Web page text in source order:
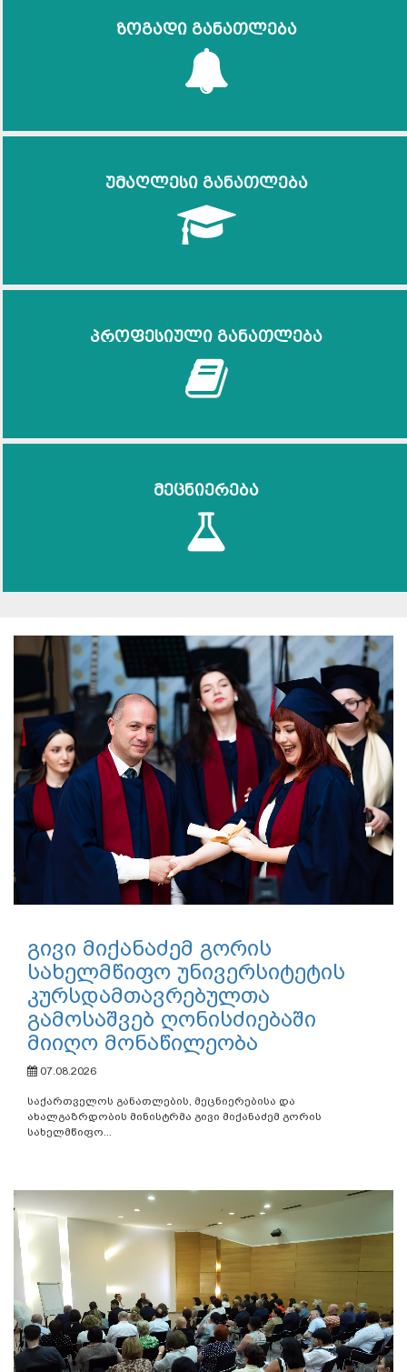
ზოგადი განათლება
უმაღლესი განათლება
პროფესიული განათლება
მეცნიერება
გივი მიქანაძემ გორის
სახელმწიფო უნივერსიტეტის
კურსდამთავრებულთა
გამოსაშვებ ღონისძიებაში
მიიღო მონაწილეობა
07.08.2026
საქართველოს განათლების, მეცნიერებისა და
ახალგაზრდობის მინისტრმა გივი მიქანაძემ გორის
სახელმწიფო...